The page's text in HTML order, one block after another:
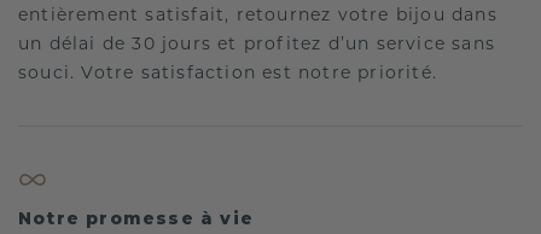
entièrement satisfait, retournez votre bijou dans
un délai de 30 jours et profitez d’un service sans
souci. Votre satisfaction est notre priorité.
Notre promesse à vie